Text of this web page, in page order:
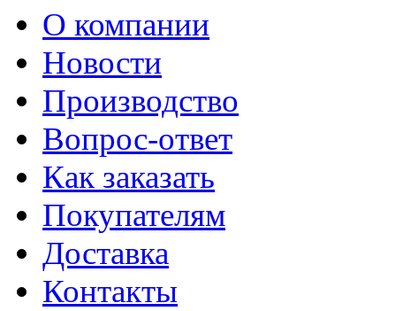
О компании
Новости
Производство
Вопрос-ответ
Как заказать
Покупателям
Доставка
Контакты